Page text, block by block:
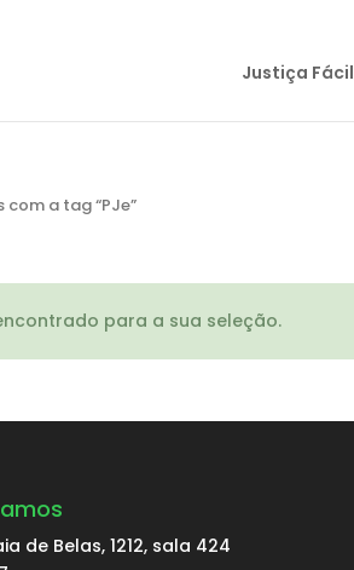
Justiça Fácil
a tag “PJe”
para a sua seleção.
de Belas, 1212, sala 424